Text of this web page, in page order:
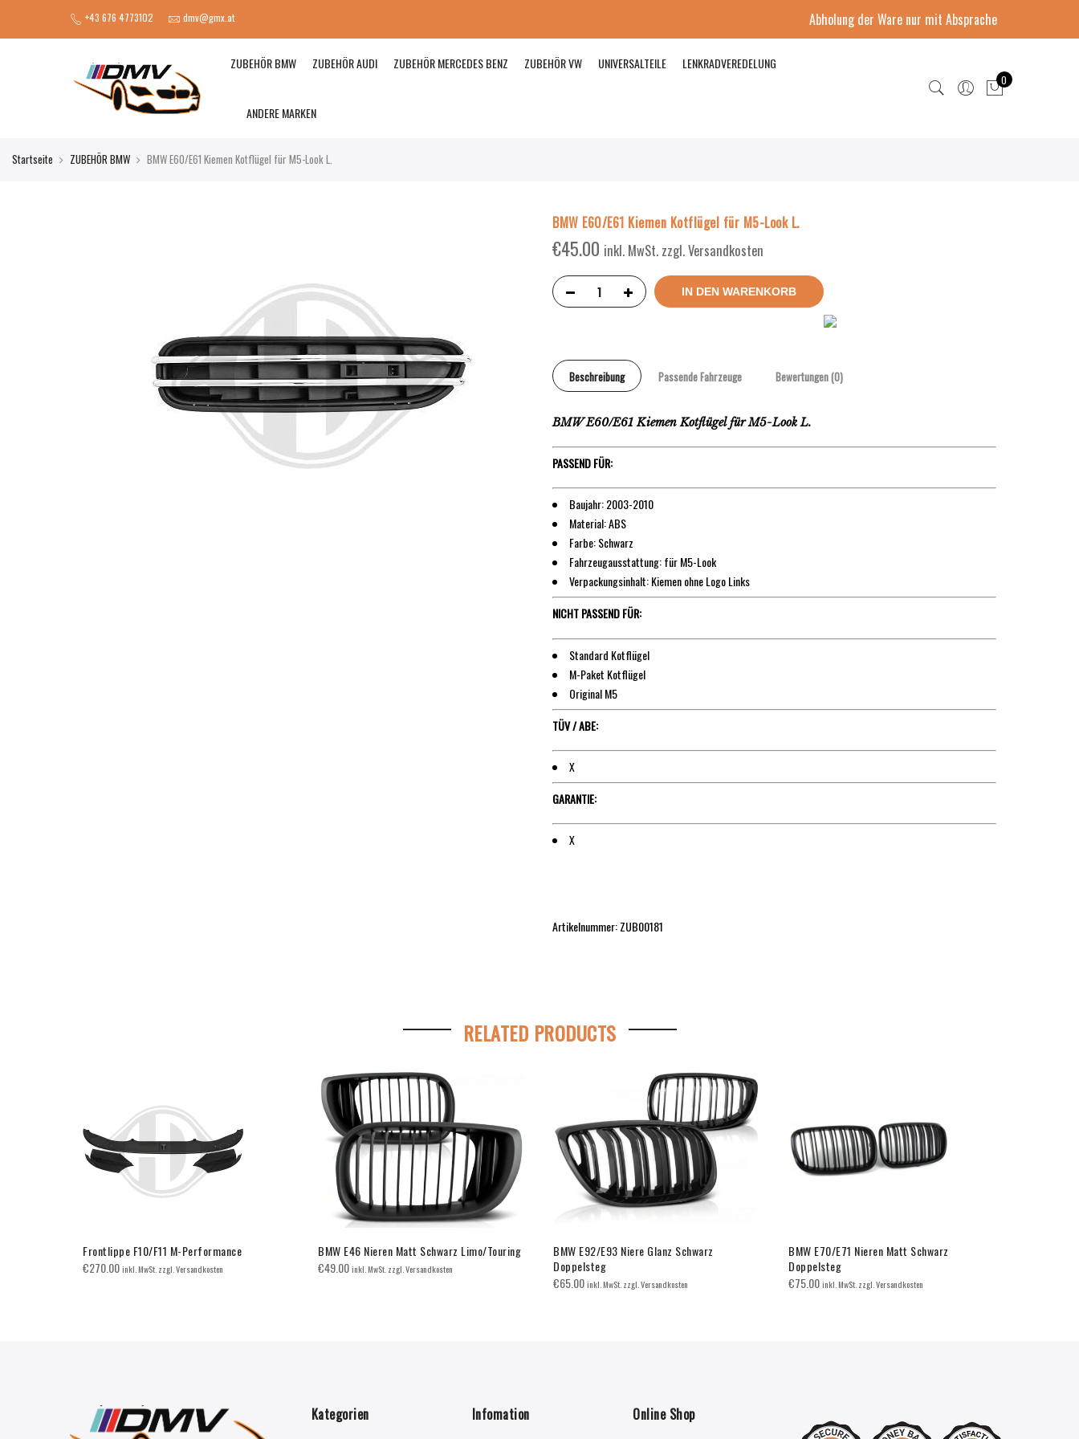
+43 676 4773102 dmv@gmx.at Abholung der Ware nur mit Absprache
ZUBEHÖR BMW ZUBEHÖR AUDI ZUBEHÖR MERCEDES BENZ ZUBEHÖR VW UNIVERSALTEILE LENKRADVEREDELUNG
ANDERE MARKEN
0
Startseite ZUBEHÖR BMW BMW E60/E61 Kiemen Kotflügel für M5-Look L.
BMW E60/E61 Kiemen Kotflügel für M5-Look L.
€45.00 inkl. MwSt. zzgl. Versandkosten
IN DEN WARENKORB
Beschreibung Passende Fahrzeuge Bewertungen (0)
BMW E60/E61 Kiemen Kotflügel für M5-Look L.
PASSEND FÜR:
Baujahr: 2003-2010
Material: ABS
Farbe: Schwarz
Fahrzeugausstattung: für M5-Look
Verpackungsinhalt: Kiemen ohne Logo Links
NICHT PASSEND FÜR:
Standard Kotflügel
M-Paket Kotflügel
Original M5
TÜV / ABE:
X
GARANTIE:
X
Artikelnummer: ZUB00181
RELATED PRODUCTS
Frontlippe F10/F11 M-Performance
€270.00inkl. MwSt. zzgl. Versandkosten
BMW E46 Nieren Matt Schwarz Limo/Touring
€49.00inkl. MwSt. zzgl. Versandkosten
BMW E92/E93 Niere Glanz Schwarz
Doppelsteg
€65.00inkl. MwSt. zzgl. Versandkosten
BMW E70/E71 Nieren Matt Schwarz
Doppelsteg
€75.00inkl. MwSt. zzgl. Versandkosten
Kategorien Infomation Online Shop